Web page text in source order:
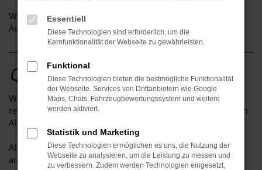
Wir sorgen stets für ein positives Klima in unserem
Autohaus
Qualität der Fahrzeuge
Wir bieten unseren Kunden ausschließlich Fahrzeuge ohne
relevante Vorschäden, sauberer Service-Historie und gutem
Allgemeinzustand an.
Alle Fahrzeuge müssen so beschaffen sein, dass wir diese
auch selbst erwerben würden.
Essentiell
Diese Technologien sind erforderlich, um die
Kernfunktionalität der Webseite zu gewährleisten.
Funktional
Diese Technologien bieten die bestmögliche Funktionalität
der Webseite. Services von Drittanbietern wie Google
Maps, Chats, Fahrzeugbewertungssystem und weitere
werden aktiviert.
Statistik und Marketing
Diese Technologien ermöglichen es uns, die Nutzung der
Webseite zu analysieren, um die Leistung zu messen und
zu verbessern. Zudem werden Technologien eingesetzt,